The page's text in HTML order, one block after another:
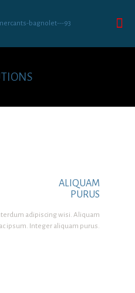
ALIQUAM
PURUS
adipiscing wisi. Aliquam
ipsum. Integer aliquam purus.